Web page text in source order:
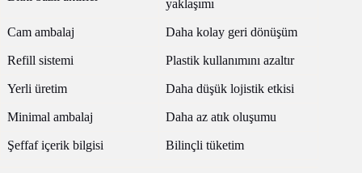
yaklaşımı
Cam ambalaj Daha kolay geri dönüşüm
Refill sistemi Plastik kullanımını azaltır
Yerli üretim Daha düşük lojistik etkisi
Minimal ambalaj Daha az atık oluşumu
Şeffaf içerik bilgisi Bilinçli tüketim